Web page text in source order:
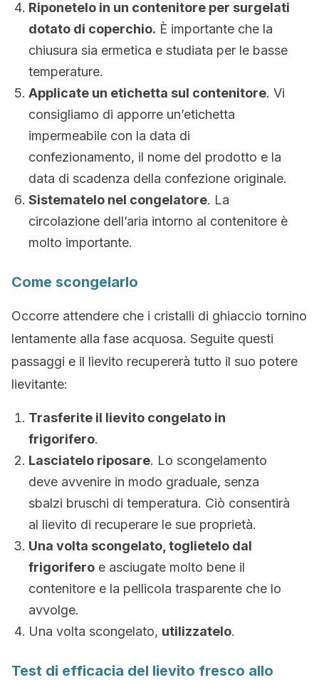
Riponetelo in un contenitore per surgelati
dotato di coperchio. È importante che la
chiusura sia ermetica e studiata per le basse
temperature.
Applicate un etichetta sul contenitore. Vi
consigliamo di apporre un’etichetta
impermeabile con la data di
confezionamento, il nome del prodotto e la
data di scadenza della confezione originale.
Sistematelo nel congelatore. La
circolazione dell’aria intorno al contenitore è
molto importante.
Come scongelarlo
Occorre attendere che i cristalli di ghiaccio tornino
lentamente alla fase acquosa. Seguite questi
passaggi e il lievito recupererà tutto il suo potere
lievitante:
Trasferite il lievito congelato in
frigorifero.
Lasciatelo riposare. Lo scongelamento
deve avvenire in modo graduale, senza
sbalzi bruschi di temperatura. Ciò consentirà
al lievito di recuperare le sue proprietà.
Una volta scongelato, toglietelo dal
frigorifero e asciugate molto bene il
contenitore e la pellicola trasparente che lo
avvolge.
Una volta scongelato, utilizzatelo.
Test di efficacia del lievito fresco allo